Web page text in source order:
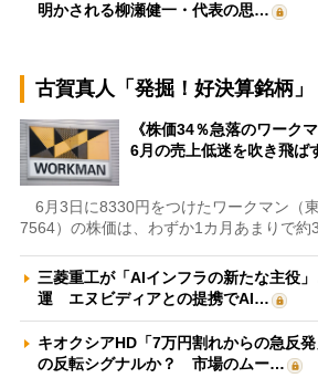
明かされる柳瀬健一・代表の思…
古賀真人「発掘！好決算銘柄」
《株価34％急落のワーク
6月の売上低迷を吹き飛
6月3日に8330円をつけたワークマン（
7564）の株価は、わずか1カ月あまりで
三菱重工が「AIインフラの新たな主役
運 エヌビディアとの提携でAI…
キオクシアHD「7万円割れからの急反
の反転シグナルか？ 市場のムー…